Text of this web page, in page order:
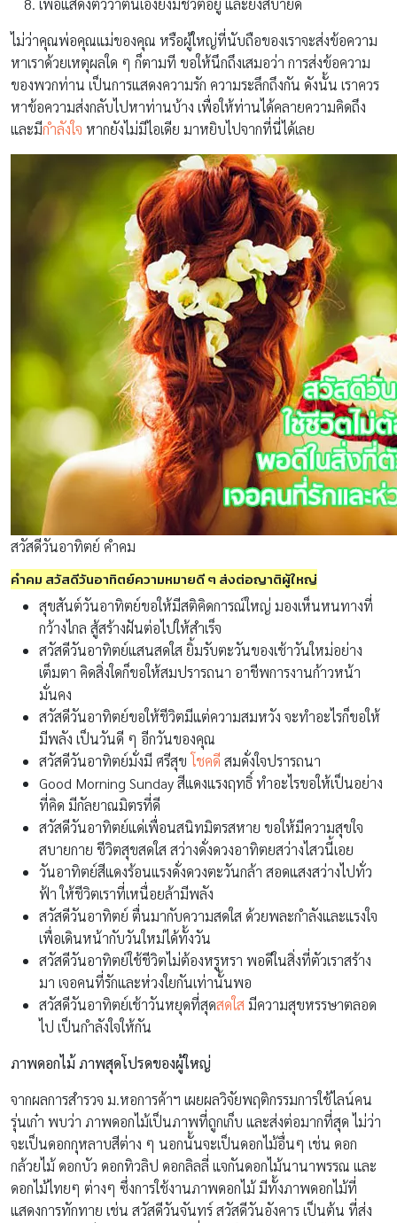
ไม่ว่าคุณพ่อคุณแม่ของคุณ หรือผู้ใหญ่ที่นับถือของเราจะส่งข้อความ
หาเราด้วยเหตุผลใด ๆ ก็ตามที ขอให้นึกถึงเสมอว่า การส่งข้อความ
ของพวกท่าน เป็นการแสดงความรัก ความระลึกถึงกัน ดังนั้น เราควร
หาข้อความส่งกลับไปหาท่านบ้าง เพื่อให้ท่านได้คลายความคิดถึง
และมีกำลังใจ หากยังไม่มีไอเดีย มาหยิบไปจากที่นี่ได้เลย
สวัสดีวันอาทิตย์ คำคม
คำคม สวัสดีวันอาทิตย์ความหมายดี ๆ ส่งต่อญาติผู้ใหญ่
สุขสันต์วันอาทิตย์ขอให้มีสติคิดการณ์ใหญ่ มองเห็นหนทางที่
กว้างไกล สู้สร้างฝันต่อไปให้สำเร็จ
สวัสดีวันอาทิตย์แสนสดใส ยิ้มรับตะวันของเช้าวันใหม่อย่าง
เต็มตา คิดสิ่งใดก็ขอให้สมปรารถนา อาชีพการงานก้าวหน้า
มั่นคง
สวัสดีวันอาทิตย์ขอให้ชีวิตมีแต่ความสมหวัง จะทำอะไรก็ขอให้
มีพลัง เป็นวันดี ๆ อีกวันของคุณ
สวัสดีวันอาทิตย์มั่งมี ศรีสุข โชคดี สมดั่งใจปรารถนา
Good Morning Sunday สีแดงแรงฤทธิ์ ทำอะไรขอให้เป็นอย่าง
ที่คิด มีกัลยาณมิตรที่ดี
สวัสดีวันอาทิตย์แด่เพื่อนสนิทมิตรสหาย ขอให้มีความสุขใจ
สบายกาย ชีวิตสุขสดใส สว่างดั่งดวงอาทิตยสว่างไสวนี้เอย
วันอาทิตย์สีแดงร้อนแรงดั่งดวงตะวันกล้า สอดแสงสว่างไปทั่ว
ฟ้า ให้ชีวิตเราที่เหนื่อยล้ามีพลัง
สวัสดีวันอาทิตย์ ตื่นมากับความสดใส ด้วยพละกำลังและแรงใจ
เพื่อเดินหน้ากับวันใหม่ได้ทั้งวัน
สวัสดีวันอาทิตย์ใช้ชีวิตไม่ต้องหรูหรา พอดีในสิ่งที่ตัวเราสร้าง
มา เจอคนที่รักและห่วงใยกันเท่านั้นพอ
สวัสดีวันอาทิตย์เช้าวันหยุดที่สุดสดใส มีความสุขหรรษาตลอด
ไป เป็นกำลังใจให้กัน
ภาพดอกไม้ ภาพสุดโปรดของผู้ใหญ่
จากผลการสำรวจ ม.หอการค้าฯ เผยผลวิจัยพฤติกรรมการใช้ไลน์คน
รุ่นเก๋า พบว่า ภาพดอกไม้เป็นภาพที่ถูกเก็บ และส่งต่อมากที่สุด ไม่ว่า
จะเป็นดอกกุหลาบสีต่าง ๆ นอกนั้นจะเป็นดอกไม้อื่นๆ เช่น ดอก
กล้วยไม้ ดอกบัว ดอกทิวลิป ดอกลิลลี่ แจกันดอกไม้นานาพรรณ และ
ดอกไม้ไทยๆ ต่างๆ ซึ่งการใช้งานภาพดอกไม้ มีทั้งภาพดอกไม้ที่
แสดงการทักทาย เช่น สวัสดีวันจันทร์ สวัสดีวันอังคาร เป็นต้น ที่ส่ง